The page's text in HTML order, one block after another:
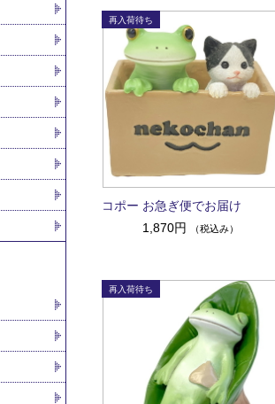
コポー お急ぎ便でお届け
1,870円
（税込み）